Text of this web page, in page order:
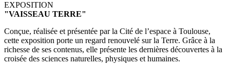
EXPOSITION
"VAISSEAU TERRE"
Conçue, réalisée et présentée par la Cité de l’espace à Toulouse,
cette exposition porte un regard renouvelé sur la Terre. Grâce à la
richesse de ses contenus, elle présente les dernières découvertes à la
croisée des sciences naturelles, physiques et humaines.